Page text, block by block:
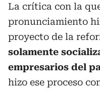
La crítica con la
pronunciamiento
proyecto de la
solamente
empresarios del
hizo ese proceso